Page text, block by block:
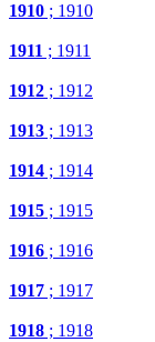
1910 ; 1910
1911 ; 1911
1912 ; 1912
1913 ; 1913
1914 ; 1914
1915 ; 1915
1916 ; 1916
1917 ; 1917
1918 ; 1918